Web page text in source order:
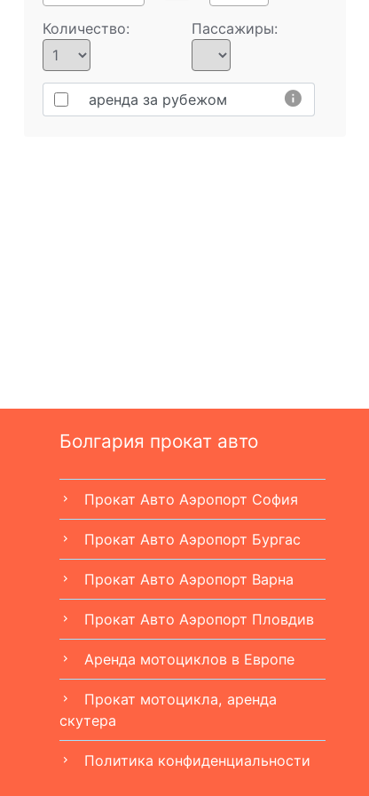
Количество: Пассажиры:
аренда за рубежом info
Болгария прокат авто
chevron_right Прокат Авто Аэропорт София
chevron_right Прокат Авто Аэропорт Бургас
chevron_right Прокат Авто Аэропорт Варна
chevron_right Прокат Авто Аэропорт Пловдив
chevron_right Аренда мотоциклов в Европе
chevron_right
Прокат мотоцикла, аренда
скутера
chevron_right Политика конфиденциальности